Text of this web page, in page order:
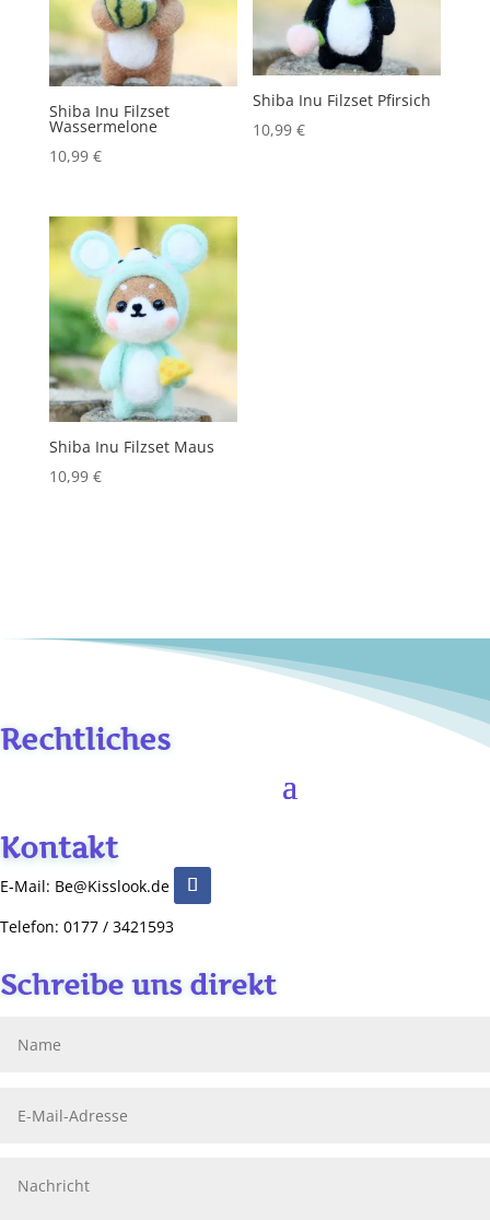
Shiba Inu Filzset
Wassermelone
10,99 €
Shiba Inu Filzset Pfirsich
10,99€
Shiba Inu Filzset Maus
10,99 €
Rechtliches
Kontakt
E-Mail: Be@Kisslook.de
Telefon: 0177 / 3421593
Schreibe uns direkt